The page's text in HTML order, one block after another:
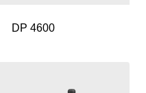
DP 4600